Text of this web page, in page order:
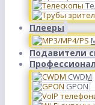
Плееры
Подавители
CWDM
GPON